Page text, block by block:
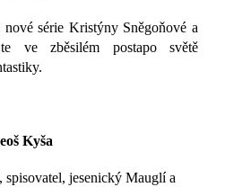
série Kristýny Sněgoňové a
ve zběsilém postapo světě
Kyša
jesenický Mauglí a